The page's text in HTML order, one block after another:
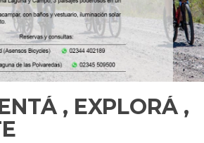
, EXPLORÁ ,